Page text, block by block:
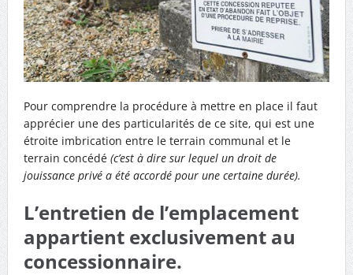
Pour comprendre la procédure à mettre en place il faut
apprécier une des particularités de ce site, qui est une
étroite imbrication entre le terrain communal et le
terrain concédé (c’est à dire sur lequel un droit de
jouissance privé a été accordé pour une certaine durée).
L’entretien de l’emplacement
appartient exclusivement au
concessionnaire.